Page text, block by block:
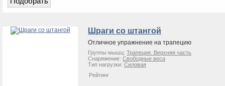
Шраги со штангой
Отличное упражнение на трапецию
Группы мышц: Трапеция. Верхняя часть
Снаряжение: Свободные веса
Тип нагрузки: Силовая
Рейтинг